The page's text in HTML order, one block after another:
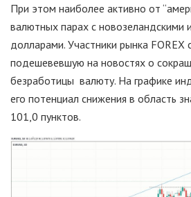
При этом наиболее активно от
валютных парах с новозеландскими
долларами. Участники рынка FOREX
подешевевшую на новостях о
безработицы валюту. На графике
его потенциал снижения в область
101,0 пунктов.